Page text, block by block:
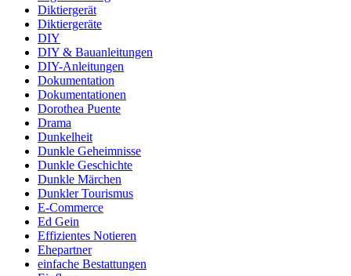
Diktiergerät
Diktiergeräte
DIY
DIY & Bauanleitungen
DIY-Anleitungen
Dokumentation
Dokumentationen
Dorothea Puente
Drama
Dunkelheit
Dunkle Geheimnisse
Dunkle Geschichte
Dunkle Märchen
Dunkler Tourismus
E-Commerce
Ed Gein
Effizientes Notieren
Ehepartner
einfache Bestattungen